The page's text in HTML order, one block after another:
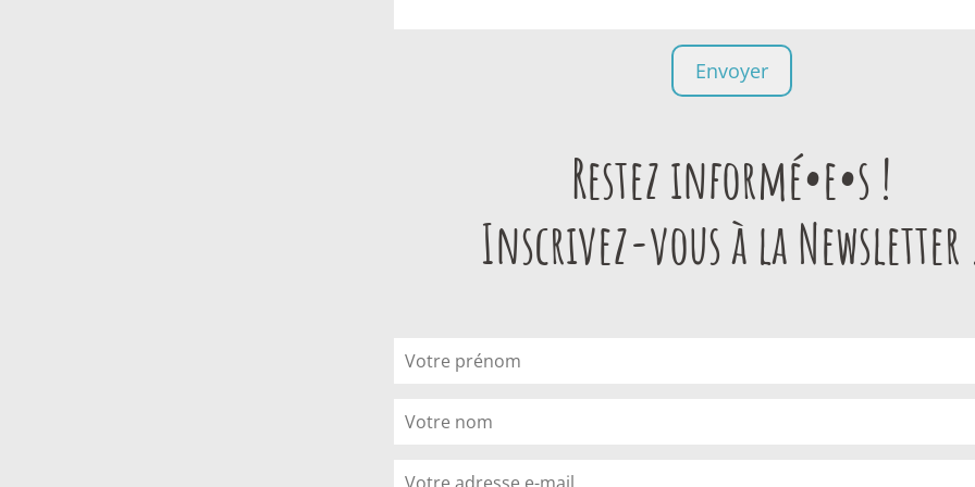
Restez informé•e•s !
Inscrivez-vous à la